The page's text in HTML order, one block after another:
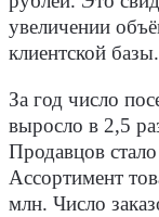
увеличении
клиентской базы.
За год число
выросло в 2,5
Продавцов
Ассортимент
млн. Число